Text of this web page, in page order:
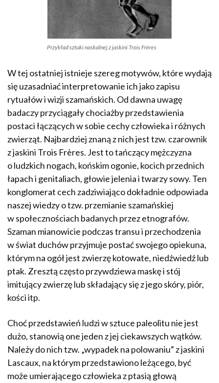
Przykład sztuki naskalnej z jaskini Trois Frères
W tej ostatniej istnieje szereg motywów, które wydają
się uzasadniać interpretowanie ich jako zapisu
rytuałów i wizji szamańskich. Od dawna uwagę
badaczy przyciągały chociażby przedstawienia
postaci łączących w sobie cechy człowieka i różnych
zwierząt. Najbardziej znaną z nich jest tzw. czarownik
z jaskini Trois Frères. Jest to tańczący mężczyzna
o ludzkich nogach, końskim ogonie, kocich przednich
łapach i genitaliach, głowie jelenia i twarzy sowy. Ten
konglomerat cech zadziwiająco dokładnie odpowiada
naszej wiedzy o tzw. przemianie szamańskiej
w społecznościach badanych przez etnografów.
Szaman mianowicie podczas transu i przechodzenia
w świat duchów przyjmuje postać swojego opiekuna,
którym na ogół jest zwierzę kotowate, niedźwiedź lub
ptak. Zresztą często przywdziewa maskę i stój
imitujący zwierzę lub składający się z jego skóry, piór,
kości itp.
Choć przedstawień ludzi w sztuce paleolitu nie jest
dużo, stanowią one jeden z jej ciekawszych wątków.
Należy do nich tzw. „wypadek na polowaniu” z jaskini
Lascaux, na którym przedstawiono leżącego, być
może umierającego człowieka z ptasią głową